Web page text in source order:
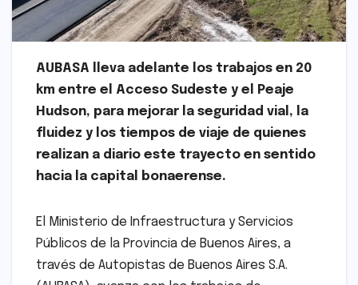
AUBASA lleva adelante los trabajos en 20
km entre el Acceso Sudeste y el Peaje
Hudson, para mejorar la seguridad vial, la
fluidez y los tiempos de viaje de quienes
realizan a diario este trayecto en sentido
hacia la capital bonaerense.
El Ministerio de Infraestructura y Servicios
Públicos de la Provincia de Buenos Aires, a
través de Autopistas de Buenos Aires S.A.